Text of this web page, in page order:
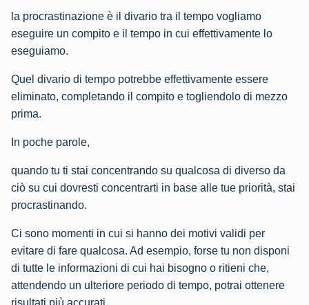
la procrastinazione è il divario tra il tempo vogliamo
eseguire un compito e il tempo in cui effettivamente lo
eseguiamo.
Quel divario di tempo potrebbe effettivamente essere
eliminato, completando il compito e togliendolo di mezzo
prima.
In poche parole,
quando tu ti stai concentrando su qualcosa di diverso da
ciò su cui dovresti concentrarti in base alle tue priorità, stai
procrastinando.
Ci sono momenti in cui si hanno dei motivi validi per
evitare di fare qualcosa. Ad esempio, forse tu non disponi
di tutte le informazioni di cui hai bisogno o ritieni che,
attendendo un ulteriore periodo di tempo, potrai ottenere
risultati più accurati.